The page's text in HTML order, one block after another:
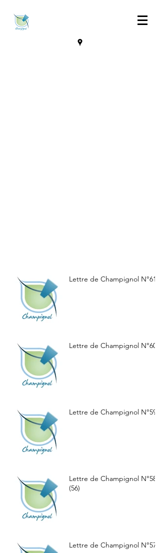
Lettre de Champignol N°61
Lettre de Champignol N°60
Lettre de Champignol N°59
Lettre de Champignol N°58
(56)
Lettre de Champignol N°57